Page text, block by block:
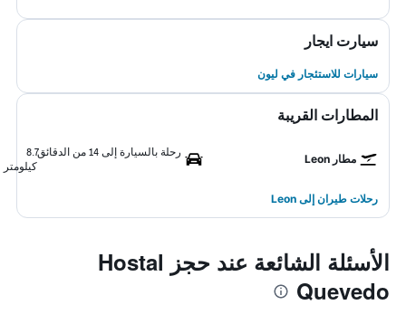
سيارت ايجار
سيارات للاستئجار في ليون
المطارات القريبة
مطار Leon
رحلة بالسيارة إلى 14 من الدقائق
8.7
كيلومتر
رحلات طيران إلى Leon
الأسئلة الشائعة عند حجز Hostal
Quevedo